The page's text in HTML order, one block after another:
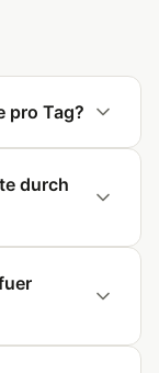
pro Tag?
durch